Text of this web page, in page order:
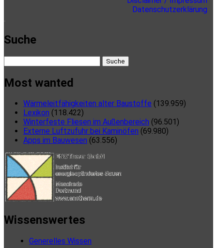
Datenschutzerklärung
Suche
nach:
Most wanted
Wärmeleitfähigkeiten alter Baustoffe (139.959)
Lexikon (118.422)
Winterfeste Fliesen im Außenbereich (96.501)
Externe Luftzufuhr bei Kaminöfen (69.980)
Apps im Bauwesen (63.556)
Wissenswertes
Generelles Wissen